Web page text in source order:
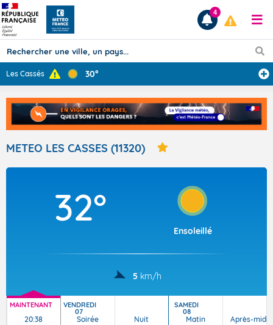
Prévisions
TOUS LES RÉSULTATS
Articles
4
Les Cassés 30°
METEO LES CASSES (11320)
32°
Ensoleillé
5 km/h
MAINTENANT
20:38
VENDREDI
07
Soirée Nuit
SAMEDI
08
Matin Après-midi